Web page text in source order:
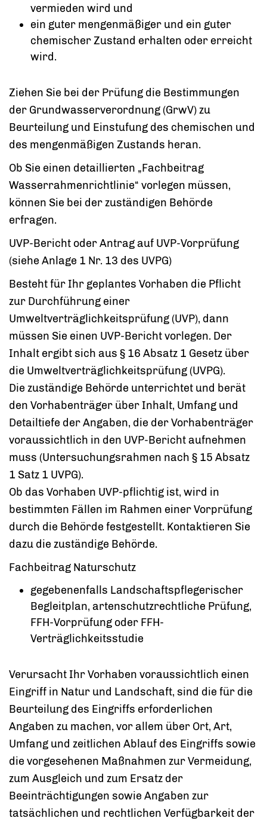
vermieden wird und
ein guter mengenmäßiger und ein guter
chemischer Zustand erhalten oder erreicht
wird.
Ziehen Sie bei der Prüfung die Bestimmungen
der Grundwasserverordnung (GrwV) zu
Beurteilung und Einstufung des chemischen und
des mengenmäßigen Zustands heran.
Ob Sie einen detaillierten „Fachbeitrag
Wasserrahmenrichtlinie“ vorlegen müssen,
können Sie bei der zuständigen Behörde
erfragen.
UVP-Bericht oder Antrag auf UVP-Vorprüfung
(siehe Anlage 1 Nr. 13 des UVPG)
Besteht für Ihr geplantes Vorhaben die Pflicht
zur Durchführung einer
Umweltverträglichkeitsprüfung (UVP), dann
müssen Sie einen UVP-Bericht vorlegen. Der
Inhalt ergibt sich aus § 16 Absatz 1 Gesetz über
die Umweltverträglichkeitsprüfung (UVPG).
Die zuständige Behörde unterrichtet und berät
den Vorhabenträger über Inhalt, Umfang und
Detailtiefe der Angaben, die der Vorhabenträger
voraussichtlich in den UVP-Bericht aufnehmen
muss (Untersuchungsrahmen nach § 15 Absatz
1 Satz 1 UVPG).
Ob das Vorhaben UVP-pflichtig ist, wird in
bestimmten Fällen im Rahmen einer Vorprüfung
durch die Behörde festgestellt. Kontaktieren Sie
dazu die zuständige Behörde.
Fachbeitrag Naturschutz
gegebenenfalls Landschaftspflegerischer
Begleitplan, artenschutzrechtliche Prüfung,
FFH-Vorprüfung oder FFH-
Verträglichkeitsstudie
Verursacht Ihr Vorhaben voraussichtlich einen
Eingriff in Natur und Landschaft, sind die für die
Beurteilung des Eingriffs erforderlichen
Angaben zu machen, vor allem über Ort, Art,
Umfang und zeitlichen Ablauf des Eingriffs sowie
die vorgesehenen Maßnahmen zur Vermeidung,
zum Ausgleich und zum Ersatz der
Beeinträchtigungen sowie Angaben zur
tatsächlichen und rechtlichen Verfügbarkeit der